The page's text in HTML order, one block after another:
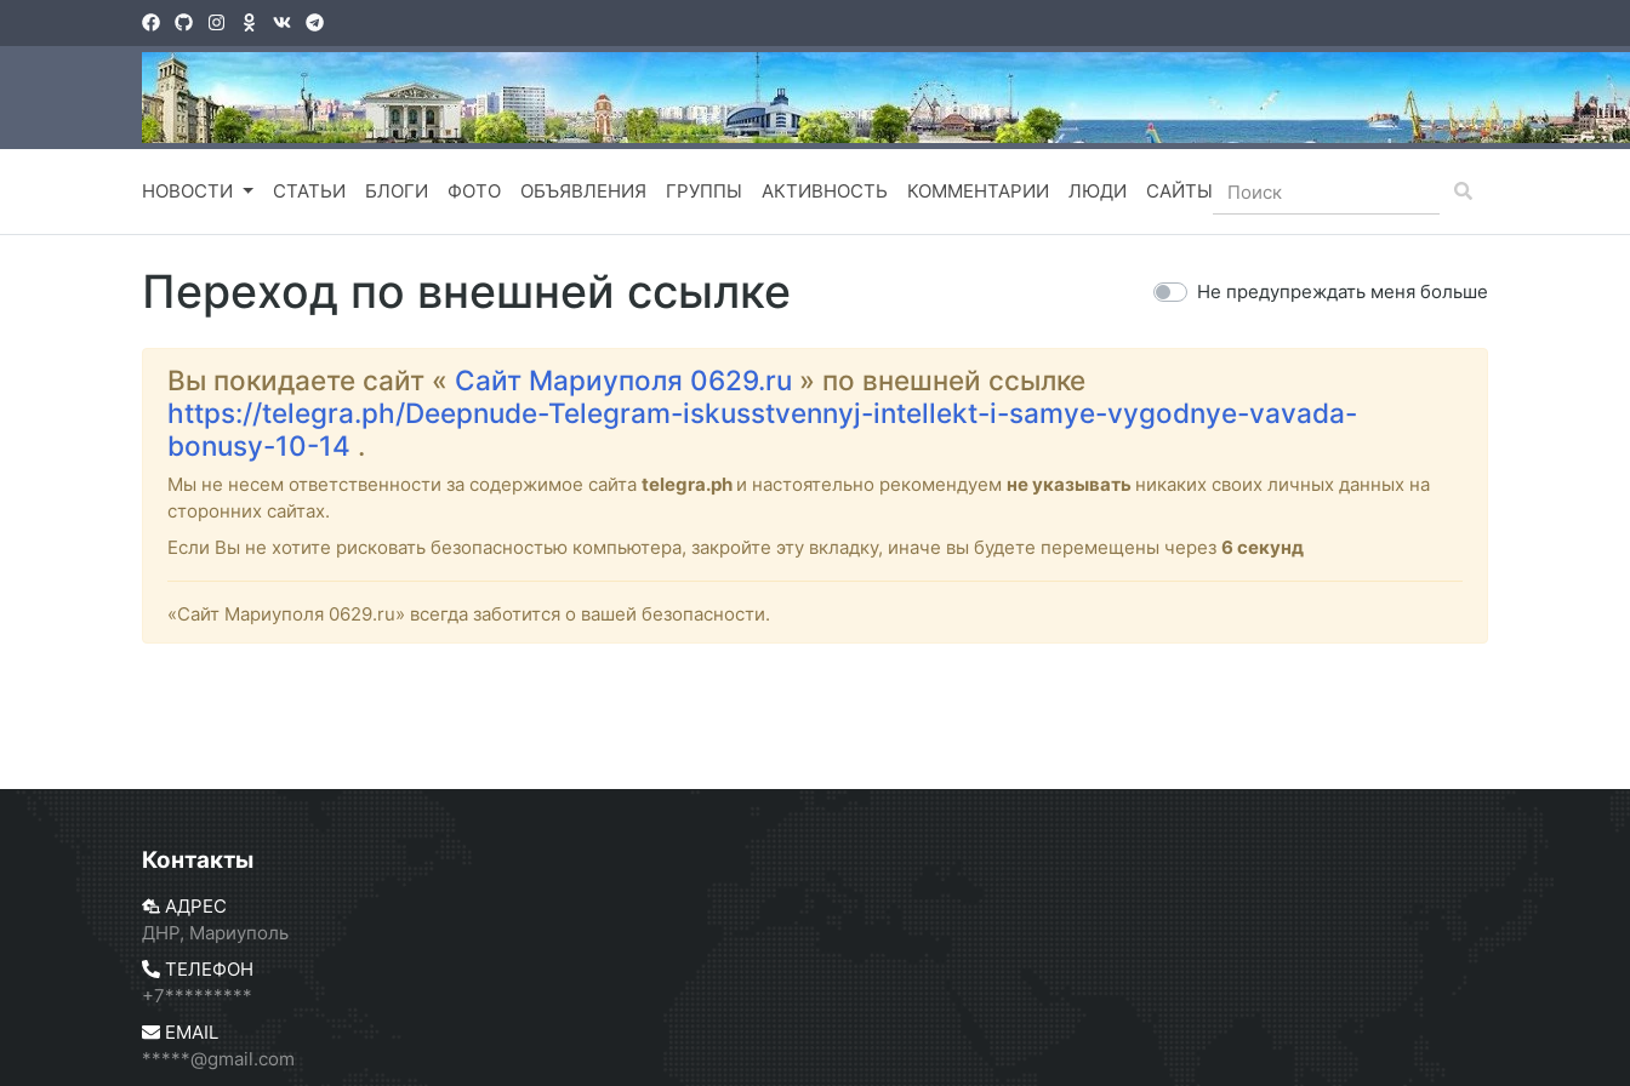
НОВОСТИ СТАТЬИ БЛОГИ ФОТО ОБЪЯВЛЕНИЯ ГРУППЫ АКТИВНОСТЬ КОММЕНТАРИИ ЛЮДИ САЙТЫ
Переход по внешней ссылке Не предупреждать меня больше
Вы покидаете сайт « Сайт Мариуполя 0629.ru » по внешней ссылке
https://telegra.ph/Deepnude-Telegram-iskusstvennyj-intellekt-i-samye-vygodnye-vavada-
bonusy-10-14 .
Мы не несем ответственности за содержимое сайта telegra.ph и настоятельно рекомендуем не указывать никаких своих личных данных на
сторонних сайтах.
Если Вы не хотите рисковать безопасностью компьютера, закройте эту вкладку, иначе вы будете перемещены через 6 секунд
«Сайт Мариуполя 0629.ru» всегда заботится о вашей безопасности.
Контакты
АДРЕС
ДНР, Мариуполь
ТЕЛЕФОН
+7*********
EMAIL
*****@gmail.com